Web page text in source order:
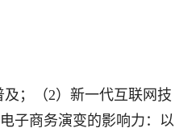
及 ；
（2）新一代互联网技
电子商务演变的影响力：以